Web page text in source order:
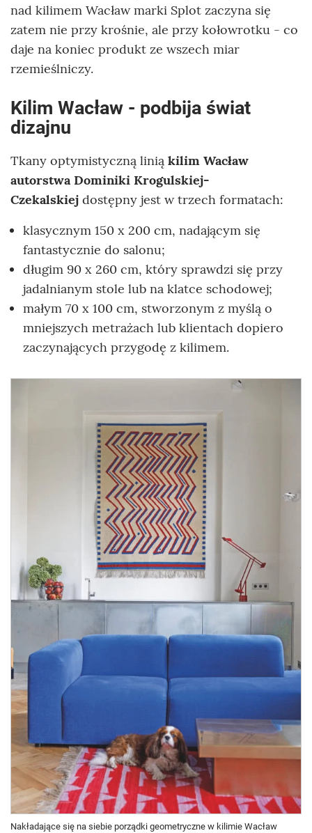
nad kilimem Wacław marki Splot zaczyna się
zatem nie przy krośnie, ale przy kołowrotku - co
daje na koniec produkt ze wszech miar
rzemieślniczy.
Kilim Wacław - podbija świat
dizajnu
Tkany optymistyczną linią kilim Wacław
autorstwa Dominiki Krogulskiej-
Czekalskiej dostępny jest w trzech formatach:
klasycznym 150 x 200 cm, nadającym się
fantastycznie do salonu;
długim 90 x 260 cm, który sprawdzi się przy
jadalnianym stole lub na klatce schodowej;
małym 70 x 100 cm, stworzonym z myślą o
mniejszych metrażach lub klientach dopiero
zaczynających przygodę z kilimem.
Nakładające się na siebie porządki geometryczne w kilimie Wacław